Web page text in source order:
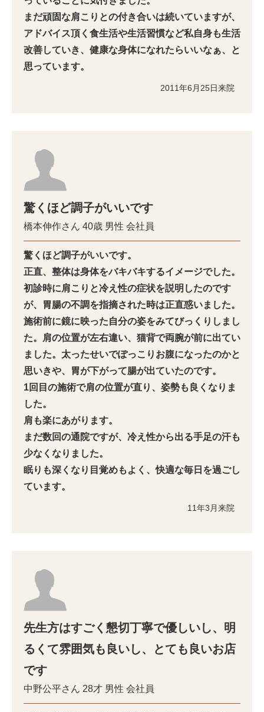
まだ頑固な肩こりとの付き合いは続いていますが、
アドバイス頂く食生活や生活習慣など私自身も生活
改善していき、健康な身体になれたらいいなぁ、と
思っています。
2011年6月25日来院
驚くほど調子がいいです
橋本伸作さん 40歳 男性 会社員
驚くほど調子がいいです。
正直、整体は身体をバキバキするイメージでした。
初診時に肩こりと冷え性の症状を説明したのです
が、胃腸の不調を指摘された時は正直惑いました。
施術前に鏡に映った自分の姿をみてびっくりしまし
た。肩の位置が左右違い、猫背で両腕が前に出てい
ました。太ったせいでぽっこりお腹になったのかと
思いきや、胃が下がって腸が出ていたのです。
1回目の施術で肩の位置が直り、姿勢も良くなりま
した。
肩も楽にあがります。
まだ数回の通院ですが、冷え性から出る手足の汗も
少なくなりました。
眠りも深くなり目覚めもよく、快適な毎日を過ごし
ています。
11年3月来院
先生方はすごく懇切丁寧で優しいし、明
るくて雰囲気も良いし、とても良いお店
です
中野公平さん 28才 男性 会社員